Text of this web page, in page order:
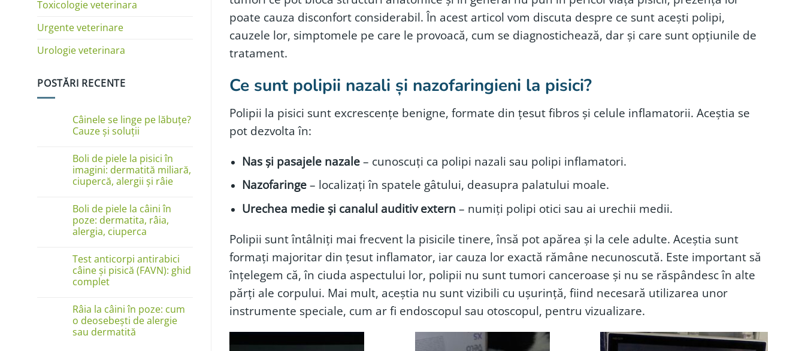
Toxicologie veterinara
Urgente veterinare
Urologie veterinara
POSTĂRI RECENTE
Câinele se linge pe lăbuțe?
Cauze și soluții
comentariu
la
Câinele
se
linge
Cauze
și
soluții
Boli de piele la pisici în
imagini: dermatită miliară,
ciupercă, alergii și râie
comentariu
la
Boli
de
piele
în
imagini:
dermatită
miliară,
ciupercă,
și
râie
Boli de piele la câini în
poze: dermatita, râia,
alergia, ciuperca
la
Boli
de
piele
în
poze:
dermatita,
râia,
alergia,
Test anticorpi antirabici
câine și pisică (FAVN): ghid
complet
comentariu
la
Test
anticorpi
antirabici
Râia la câini în poze: cum
o deosebești de alergie
sau dermatită
poate cauza disconfort considerabil. În acest articol vom discuta despre ce sunt acești polipi,
cauzele lor, simptomele pe care le provoacă, cum se diagnostichează, dar și care sunt opțiunile de
tratament.
Ce sunt polipii nazali și nazofaringieni la pisici?
Polipii la pisici sunt excrescențe benigne, formate din țesut fibros și celule inflamatorii. Aceștia se
pot dezvolta în:
Nas și pasajele nazale– cunoscuți ca polipi nazali sau polipi inflamatori.
Nazofaringe– localizați în spatele gâtului, deasupra palatului moale.
Urechea medie și canalul auditiv extern – numiți polipi otici sau ai urechii medii.
Polipii sunt întâlniți mai frecvent la pisicile tinere, însă pot apărea și la cele adulte. Aceștia sunt
formați majoritar din țesut inflamator, iar cauza lor exactă rămâne necunoscută. Este important să
înțelegem că, în ciuda aspectului lor, polipii nu sunt tumori canceroase și nu se răspândesc în alte
părți ale corpului. Mai mult, aceștia nu sunt vizibili cu ușurință, fiind necesară utilizarea unor
instrumente speciale, cum ar fi endoscopul sau otoscopul, pentru vizualizare.